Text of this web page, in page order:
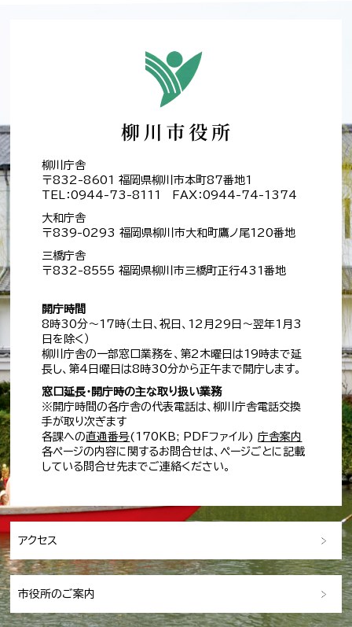
柳川庁舎
〒832-8601 福岡県柳川市本町87番地1
TEL：0944-73-8111 FAX：0944-74-1374
大和庁舎
〒839-0293 福岡県柳川市大和町鷹ノ尾120番地
三橋庁舎
〒832-8555 福岡県柳川市三橋町正行431番地
開庁時間
8時30分～17時（土日、祝日、12月29日～翌年1月3
日を除く）
柳川庁舎の一部窓口業務を、第2木曜日は19時まで延
長し、第4日曜日は8時30分から正午まで開庁します。
窓口延長・開庁時の主な取り扱い業務
※開庁時間の各庁舎の代表電話は、柳川庁舎電話交換
手が取り次ぎます
各課への直通番号(170KB; PDFファイル)庁舎案内
各ページの内容に関するお問合せは、ページごとに記載
している問合せ先までご連絡ください。
アクセス
市役所のご案内